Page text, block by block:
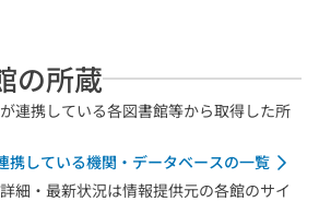
の所蔵
連携している各図書館等から取得した所
携している機関・データベースの一覧
細・最新状況は情報提供元の各館のサイ